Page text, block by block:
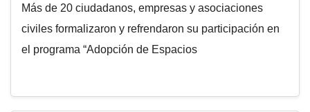
Más de 20 ciudadanos, empresas y asociaciones
civiles formalizaron y refrendaron su participación en
el programa “Adopción de Espacios